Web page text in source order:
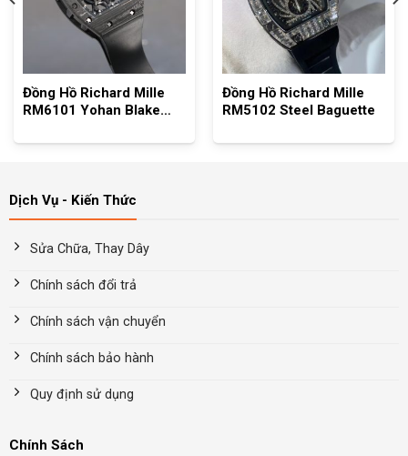
Đồng Hồ Richard Mille
RM6101 Yohan Blake
Đồng Hồ Richard Mille
RM5102 Steel Baguette
Dịch Vụ - Kiến Thức
Sửa Chữa, Thay Dây
Chính sách đổi trả
Chính sách vận chuyển
Chính sách bảo hành
Quy định sử dụng
Chính Sách